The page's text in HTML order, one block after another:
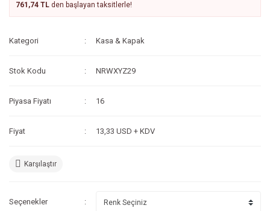
761,74 TL den başlayan taksitlerle!
Kategori Kasa & Kapak
Stok Kodu NRWXYZ29
Piyasa Fiyatı 16
Fiyat 13,33 USD + KDV
Karşılaştır
Seçenekler